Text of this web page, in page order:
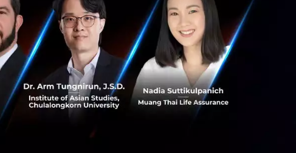
3 ปีข้างหน้าจะเป็นสิ่ง
ลยีสำหรับผู้บริโภค